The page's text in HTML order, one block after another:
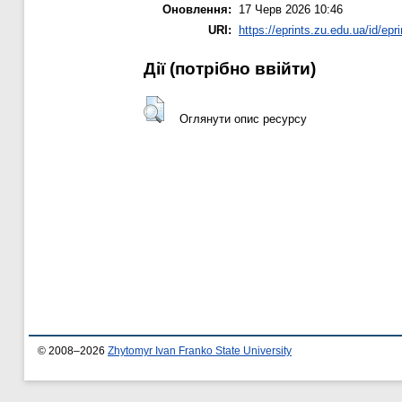
Оновлення:
17 Черв 2026 10:46
URI:
https://eprints.zu.edu.ua/id/
Дії ​​(потрібно ввійти)
Оглянути опис ресурсу
© 2008–2026 Zhytomyr Ivan Franko State University